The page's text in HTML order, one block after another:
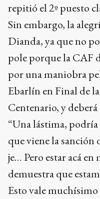
repitió el 2º puesto
Sin embargo, la
Dianda, ya que no
pole porque la CAF
por una maniobra
Ebarlín en Final de
Centenario, y
“Una lástima,
que viene la sanción
je… Pero estar acá
demuestra que
Esto vale